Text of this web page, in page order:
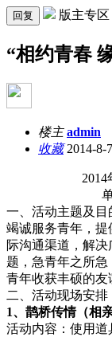
回复 版主专区
“相约青春
楼主 admin
收藏2014-8-
一、活动主题及目
竭诚服务青年，
际沟通渠道，解
题，急青年之所
青年收获丰硕的友
二、活动现场安排
1、鹊桥传情（相
活动内容：使用道